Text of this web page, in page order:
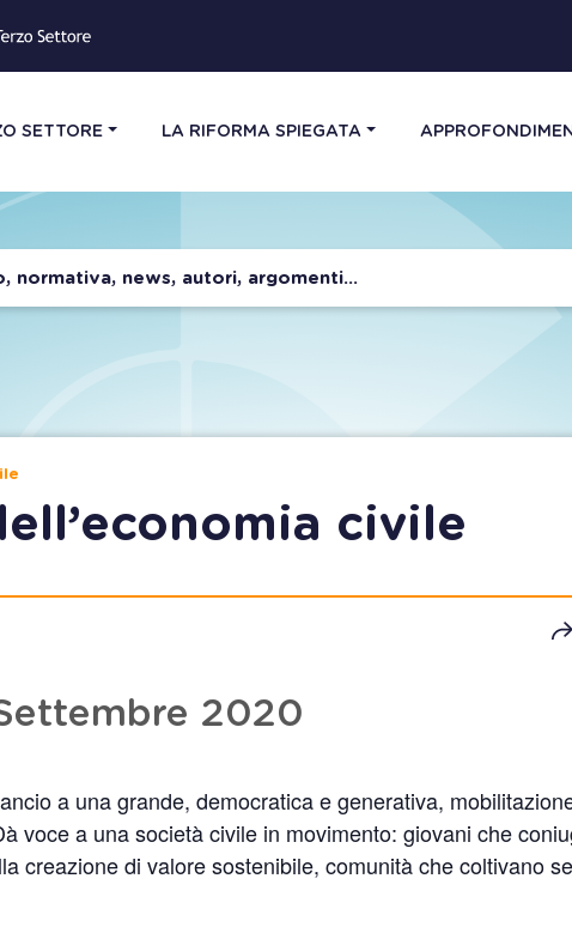
SETTORE LA RIFORMA SPIEGATA
civile
2020
a una grande, democratica e generativa,
voce a una società civile in movimento: giovani che
creazione di valore sostenibile, comunità che coltivano